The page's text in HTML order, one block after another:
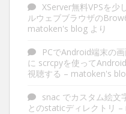
XServer無料VPSを少
ルウェブブラウザの
matoken's blog より
PCでAndroid端末の
に scrcpyを使って
視聴する – matoken's
snac でカスタム絵文
とのstaticディレクトリ